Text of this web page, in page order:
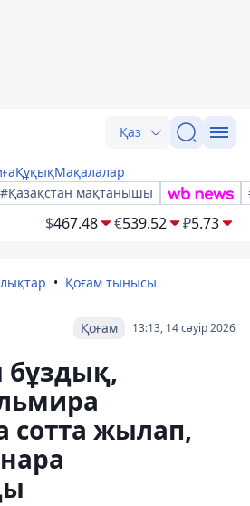
Қаз
ҚұқықМақалалар
#Қазақстан мақтанышы
$467.48 €539.52 ₽5.73
Қоғам тынысы
13:13, 14 сәуір 2026
Қоғам
бұздық,
сотта жылап,